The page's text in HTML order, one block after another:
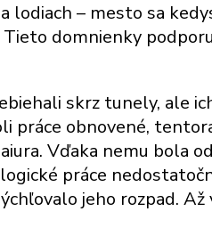
– mesto sa
domnienky
skrz tunely, ale
práce obnovené,
Vďaka nemu bola
práce
jeho rozpad.